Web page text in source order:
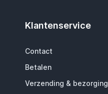
Klantenservice
Contact
Betalen
Verzending & bezorging